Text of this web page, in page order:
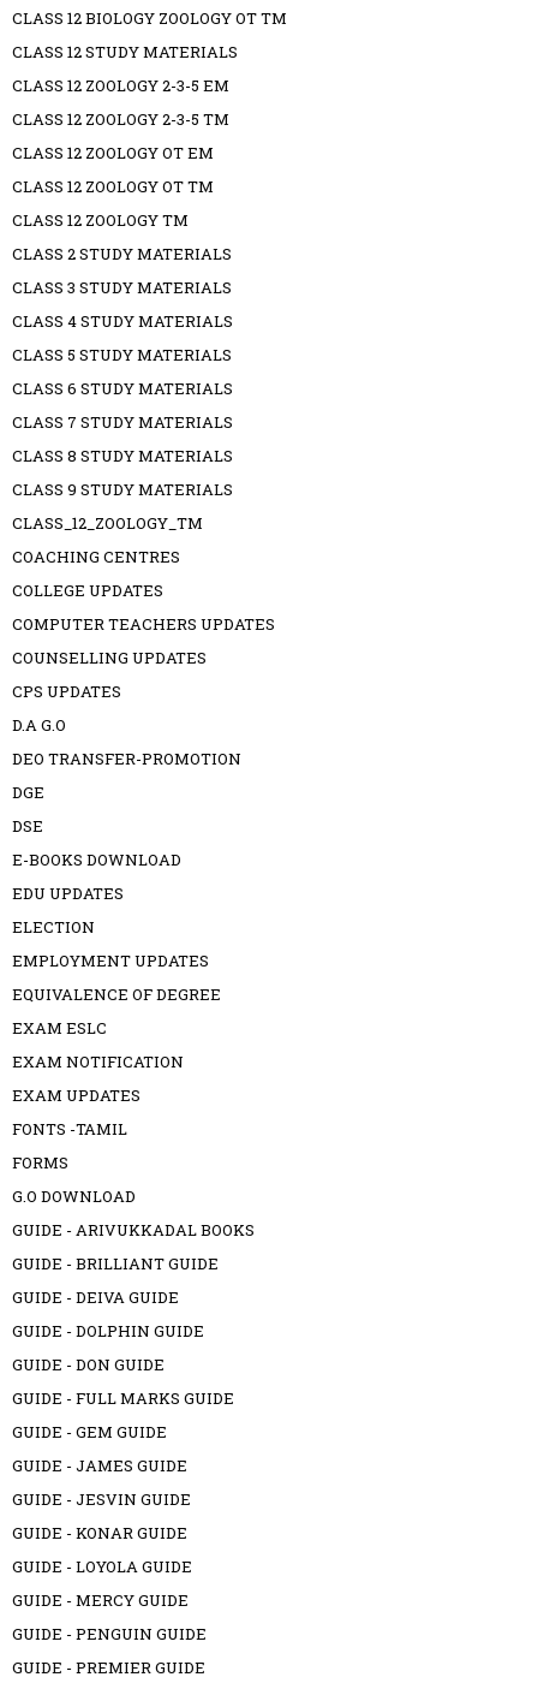
CLASS 12 BIOLOGY ZOOLOGY OT TM
CLASS 12 STUDY MATERIALS
CLASS 12 ZOOLOGY 2-3-5 EM
CLASS 12 ZOOLOGY 2-3-5 TM
CLASS 12 ZOOLOGY OT EM
CLASS 12 ZOOLOGY OT TM
CLASS 12 ZOOLOGY TM
CLASS 2 STUDY MATERIALS
CLASS 3 STUDY MATERIALS
CLASS 4 STUDY MATERIALS
CLASS 5 STUDY MATERIALS
CLASS 6 STUDY MATERIALS
CLASS 7 STUDY MATERIALS
CLASS 8 STUDY MATERIALS
CLASS 9 STUDY MATERIALS
CLASS_12_ZOOLOGY_TM
COACHING CENTRES
COLLEGE UPDATES
COMPUTER TEACHERS UPDATES
COUNSELLING UPDATES
CPS UPDATES
D.A G.O
DEO TRANSFER-PROMOTION
DGE
DSE
E-BOOKS DOWNLOAD
EDU UPDATES
ELECTION
EMPLOYMENT UPDATES
EQUIVALENCE OF DEGREE
EXAM ESLC
EXAM NOTIFICATION
EXAM UPDATES
FONTS -TAMIL
FORMS
G.O DOWNLOAD
GUIDE - ARIVUKKADAL BOOKS
GUIDE - BRILLIANT GUIDE
GUIDE - DEIVA GUIDE
GUIDE - DOLPHIN GUIDE
GUIDE - DON GUIDE
GUIDE - FULL MARKS GUIDE
GUIDE - GEM GUIDE
GUIDE - JAMES GUIDE
GUIDE - JESVIN GUIDE
GUIDE - KONAR GUIDE
GUIDE - LOYOLA GUIDE
GUIDE - MERCY GUIDE
GUIDE - PENGUIN GUIDE
GUIDE - PREMIER GUIDE